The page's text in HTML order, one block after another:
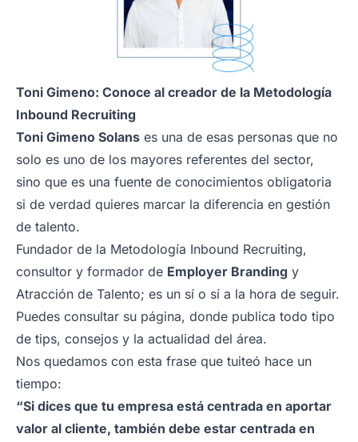
Toni Gimeno: Conoce al creador de la Metodología
Inbound Recruiting
Toni Gimeno Solans es una de esas personas que no
solo es uno de los mayores referentes del sector,
sino que es una fuente de conocimientos obligatoria
si de verdad quieres marcar la diferencia en gestión
de talento.
Fundador de la Metodología Inbound Recruiting,
consultor y formador de Employer Branding y
Atracción de Talento; es un sí o sí a la hora de seguir.
Puedes consultar su página, donde publica todo tipo
de tips, consejos y la actualidad del área.
Nos quedamos con esta frase que tuiteó hace un
tiempo:
“Si dices que tu empresa está centrada en aportar
valor al cliente, también debe estar centrada en